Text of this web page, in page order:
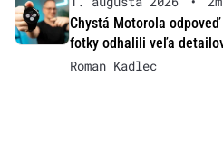
Chystá Motorola
fotky odhalili veľa
Roman Kadlec